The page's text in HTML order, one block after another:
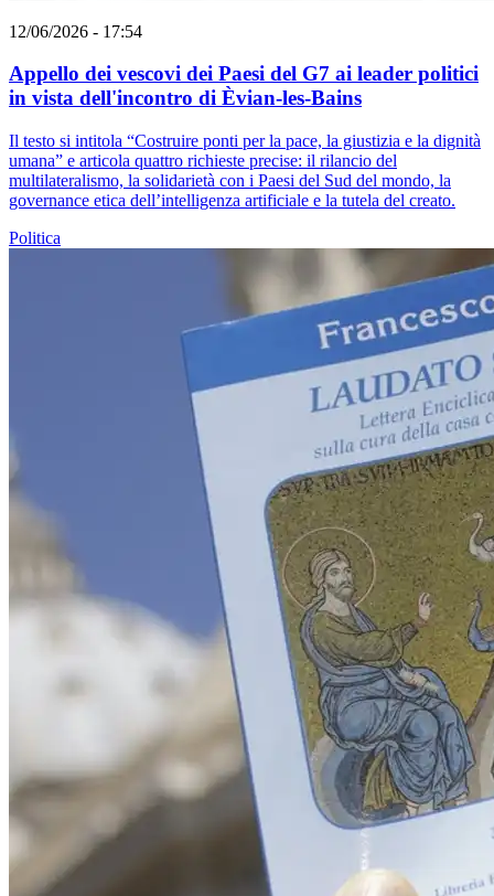
12/06/2026 - 17:54
Appello dei vescovi dei Paesi del G7 ai leader politici
in vista dell'incontro di Èvian-les-Bains
Il testo si intitola “Costruire ponti per la pace, la giustizia e la dignità
umana” e articola quattro richieste precise: il rilancio del
multilateralismo, la solidarietà con i Paesi del Sud del mondo, la
governance etica dell’intelligenza artificiale e la tutela del creato.
Politica